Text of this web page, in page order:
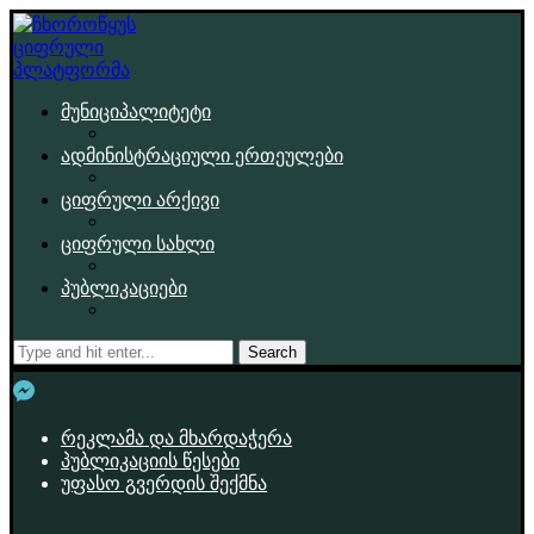
მუნიციპალიტეტი
ადმინისტრაციული ერთეულები
ციფრული არქივი
ციფრული სახლი
პუბლიკაციები
Search
რეკლამა და მხარდაჭერა
პუბლიკაციის წესები
უფასო გვერდის შექმნა